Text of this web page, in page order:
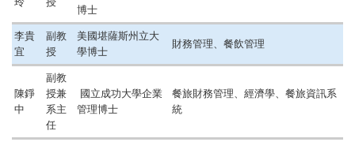
博士
李貴
宜
副教
授
美國堪薩斯州立大
學博士
財務管理、餐飲管理
陳錚
中
副教
授兼
系主
任
國立成功大學企業
管理博士
餐旅財務管理、經濟學、餐旅資訊系
統